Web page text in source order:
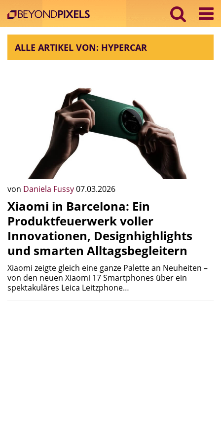
ALLE ARTIKEL VON: HYPERCAR
von Daniela Fussy07.03.2026
Xiaomi in Barcelona: Ein
Produktfeuerwerk voller
Innovationen, Designhighlights
und smarten Alltagsbegleitern
Xiaomi zeigte gleich eine ganze Palette an Neuheiten –
von den neuen Xiaomi 17 Smartphones über ein
spektakuläres Leica Leitzphone…